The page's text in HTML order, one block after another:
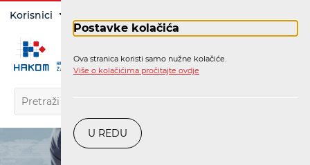
Postavke kolačića
Ova stranica koristi samo nužne kolačiće.
Više o kolačićima pročitajte ovdje
U REDU
Korisnici